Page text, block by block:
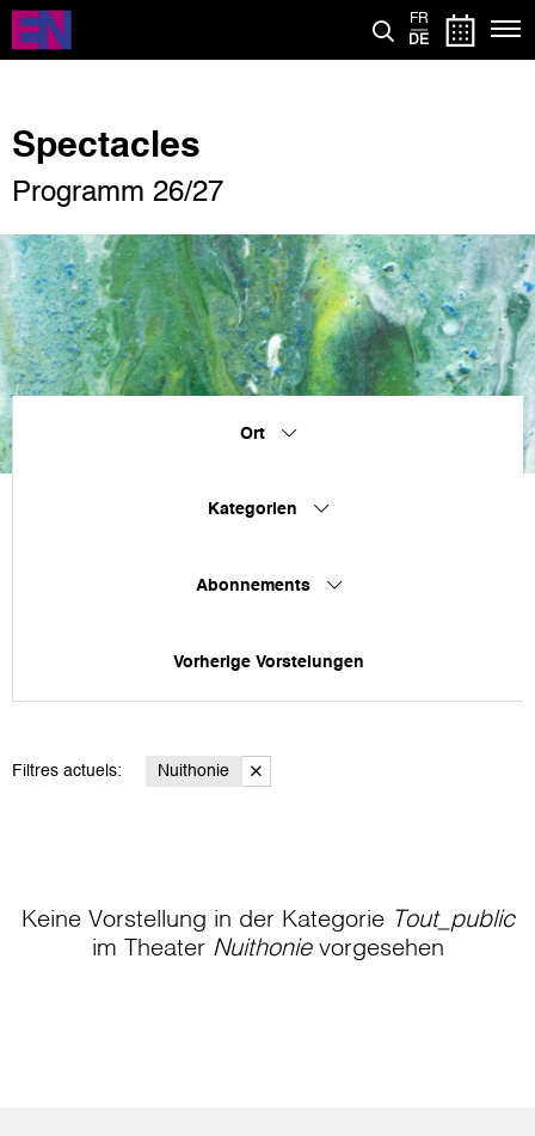
Direkt
zum
Inhalt
FR
DE
Spectacles
Programm 26/27
Ort
Kategorien
Abonnements
Vorherige Vorstelungen
Filtres actuels: Nuithonie
Keine Vorstellung in der Kategorie Tout_public
im Theater Nuithonievorgesehen